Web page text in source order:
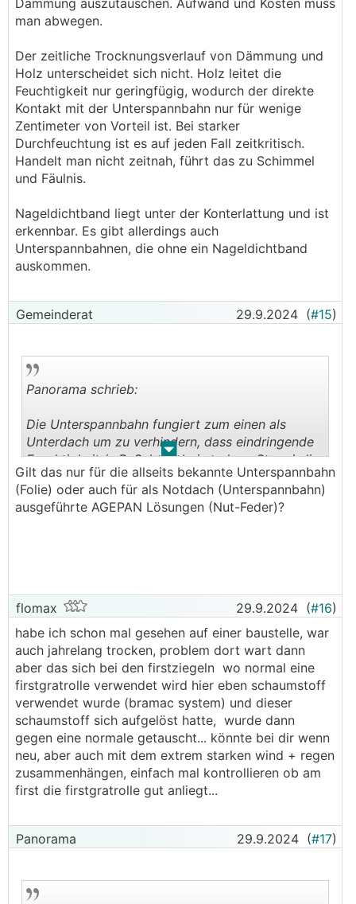
Dämmung auszutauschen. Aufwand und Kosten muss
man abwegen.
Der zeitliche Trocknungsverlauf von Dämmung und
Holz unterscheidet sich nicht. Holz leitet die
Feuchtigkeit nur geringfügig, wodurch der direkte
Kontakt mit der Unterspannbahn nur für wenige
Zentimeter von Vorteil ist. Bei starker
Durchfeuchtung ist es auf jeden Fall zeitkritisch.
Handelt man nicht zeitnah, führt das zu Schimmel
und Fäulnis.
Nageldichtband liegt unter der Konterlattung und ist
erkennbar. Es gibt allerdings auch
Unterspannbahnen, die ohne ein Nageldichtband
auskommen.
Gemeinderat 29.9.2024 (#15)
. .
Panorama schrieb:
Die Unterspannbahn fungiert zum einen als
Unterdach um zu verhindern, dass eindringende
Feuchtigkeit (z.B. Schnee bei starkem Sturm) die
Dämmung/die Innenräume erreicht. Zum anderen
übernimmt die Unterspannbahn die Funktion
eines Notdaches. Werden Teile der
Würde man die Unterspannbahn ohne
Dacheindeckung der Bewitterung aussetzen, so
würde insbesondere die UV-Strahlung auf Dauer
zur Auflösung der Bahn führen.
Gilt das nur für die allseits bekannte Unterspannbahn
(Folie) oder auch für als Notdach (Unterspannbahn)
ausgeführte AGEPAN Lösungen (Nut-Feder)?
flomax 29.9.2024 (#16)
habe ich schon mal gesehen auf einer baustelle, war
auch jahrelang trocken, problem dort wart dann
aber das sich bei den firstziegeln wo normal eine
firstgratrolle verwendet wird hier eben schaumstoff
verwendet wurde (bramac system) und dieser
schaumstoff sich aufgelöst hatte, wurde dann
gegen eine normale getauscht... könnte bei dir wenn
neu, aber auch mit dem extrem starken wind + regen
zusammenhängen, einfach mal kontrollieren ob am
first die firstgratrolle gut anliegt...
Panorama 29.9.2024 (#17)